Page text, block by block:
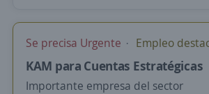
Se precisa Urgente Empleo
KAM para Cuentas Estratégicas
Importante empresa del sector